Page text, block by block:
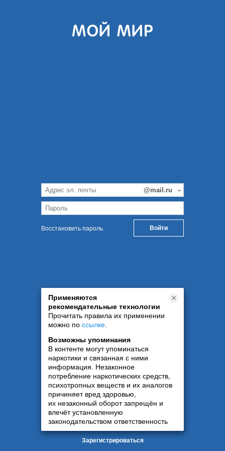
Восстановить пароль
Применяются
рекомендательные технологии
Прочитать правила их применении
можно по ссылке
Возможны упоминания
В контенте могут упоминаться
наркотики и связанная с ними
информация. Незаконное
потребление наркотических средств,
психотропных веществ и их аналогов
причиняет вред здоровью,
их незаконный оборот запрещён и
влечёт установленную
законодательством ответственность
Зарегистрироваться